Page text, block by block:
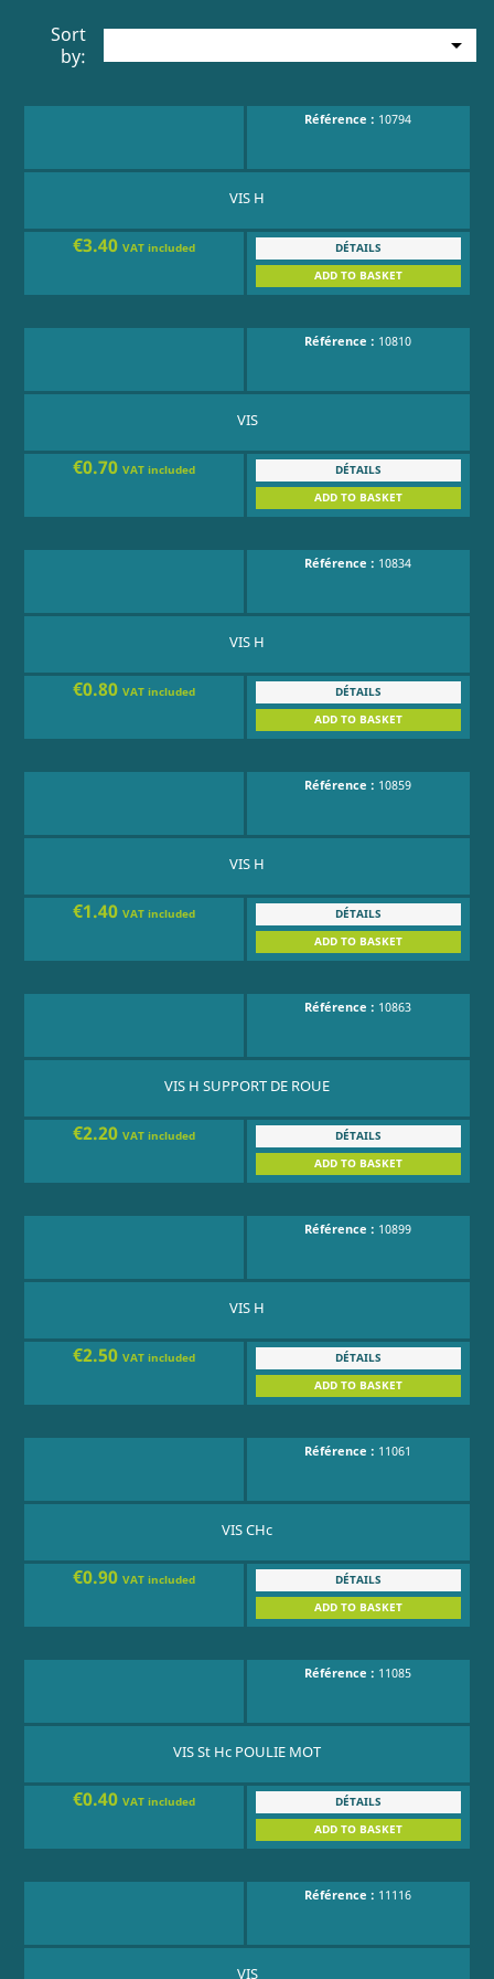
Sort
by:

Référence : 10794
VIS H
€3.40VAT included
DÉTAILS
ADD TO BASKET
Référence : 10810
VIS
€0.70VAT included
DÉTAILS
ADD TO BASKET
Référence : 10834
VIS H
€0.80VAT included
DÉTAILS
ADD TO BASKET
Référence : 10859
VIS H
€1.40VAT included
DÉTAILS
ADD TO BASKET
Référence : 10863
VIS H SUPPORT DE ROUE
€2.20VAT included
DÉTAILS
ADD TO BASKET
Référence : 10899
VIS H
€2.50VAT included
DÉTAILS
ADD TO BASKET
Référence : 11061
VIS CHc
€0.90VAT included
DÉTAILS
ADD TO BASKET
Référence : 11085
VIS St Hc POULIE MOT
€0.40VAT included
DÉTAILS
ADD TO BASKET
Référence : 11116
VIS